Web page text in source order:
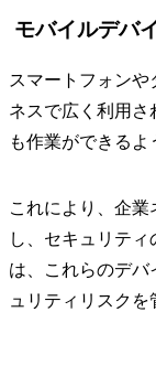
モバイルデバ
スマートフォン
ネスで広く利用
も作業ができるよ
これにより、企
し、セキュリテ
は、これらのデバ
ュリティリスクを